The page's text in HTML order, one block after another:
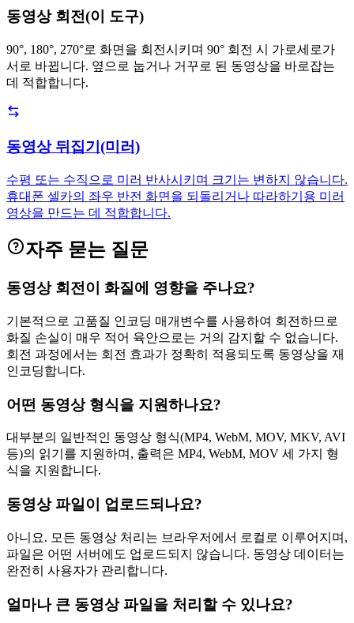
동영상 회전(이 도구)
90°, 180°, 270°로 화면을 회전시키며 90° 회전 시 가로세로가
서로 바뀝니다. 옆으로 눕거나 거꾸로 된 동영상을 바로잡는
데 적합합니다.
동영상 뒤집기(미러)
수평 또는 수직으로 미러 반사시키며 크기는 변하지 않습니다.
휴대폰 셀카의 좌우 반전 화면을 되돌리거나 따라하기용 미러
영상을 만드는 데 적합합니다.
자주 묻는 질문
동영상 회전이 화질에 영향을 주나요?
기본적으로 고품질 인코딩 매개변수를 사용하여 회전하므로
화질 손실이 매우 적어 육안으로는 거의 감지할 수 없습니다.
회전 과정에서는 회전 효과가 정확히 적용되도록 동영상을 재
인코딩합니다.
어떤 동영상 형식을 지원하나요?
대부분의 일반적인 동영상 형식(MP4, WebM, MOV, MKV, AVI
등)의 읽기를 지원하며, 출력은 MP4, WebM, MOV 세 가지 형
식을 지원합니다.
동영상 파일이 업로드되나요?
아니요. 모든 동영상 처리는 브라우저에서 로컬로 이루어지며,
파일은 어떤 서버에도 업로드되지 않습니다. 동영상 데이터는
완전히 사용자가 관리합니다.
얼마나 큰 동영상 파일을 처리할 수 있나요?